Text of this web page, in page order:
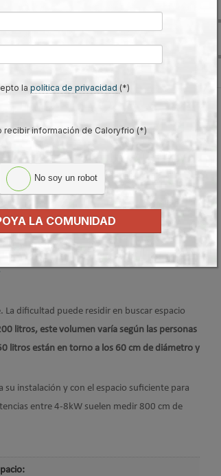
de 100 m²
que puede variar entre
factores. Esto implica que la potencia
necesaria es muy importante pues si se
vivienda. Por otro parte, si se instala una
se pueden producir problemas de muchas
la maquina:el compresor.
pueda ofrecer a temperaturas exteriores
la potencia requerida a
las curvas de rendimiento del equipo.
La dificultad puede residir en buscar espacio
litros, este volumen varía según las personas
litros están en torno a los 60 cm de diámetro y
instalación y con el espacio suficiente para
entre 4-8kW suelen medir 800 cm de
lapolítica de privacidad (*)
recibir información de Caloryfrio (*)
No soy un robot
LA COMUNIDAD